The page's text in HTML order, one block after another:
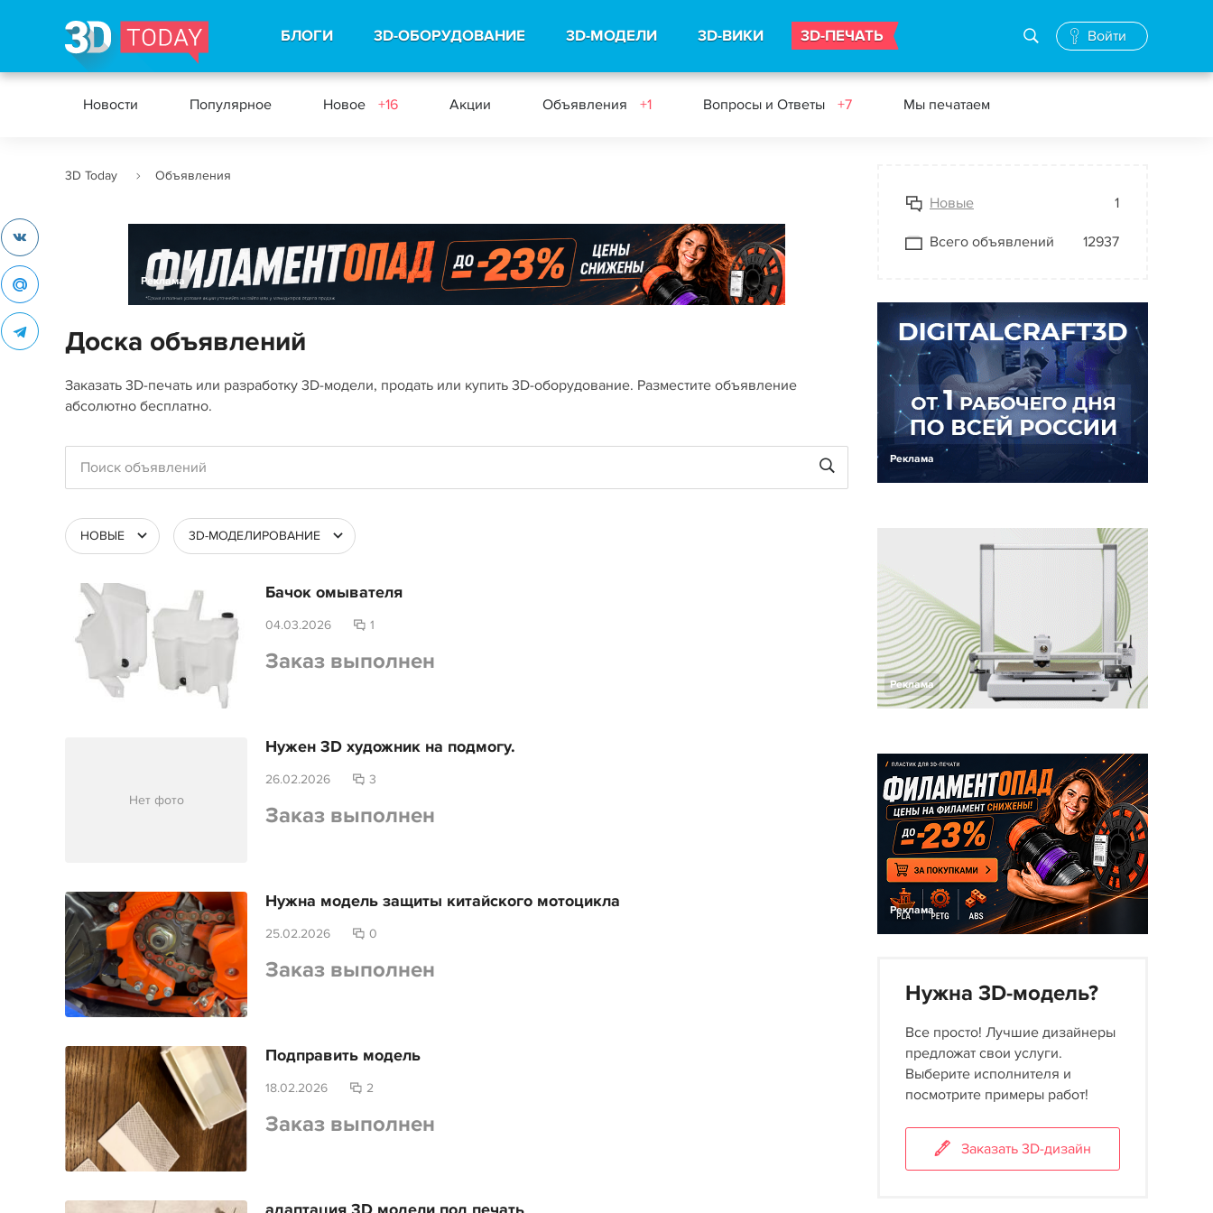
БЛОГИ 3D-ОБОРУДОВАНИЕ 3D-МОДЕЛИ 3D-ВИКИ 3D-ПЕЧАТЬ Войти
Новости Популярное Новое +16 Акции Объявления +1 Вопросы и Ответы +7 Мы печатаем
3D Today Объявления
Реклама
Доска объявлений
Заказать 3D-печать или разработку 3D-модели, продать или купить 3D-оборудование. Разместите объявление
абсолютно бесплатно.
НОВЫЕ 3D-МОДЕЛИРОВАНИЕ
Бачок омывателя
04.03.2026 1
Заказ выполнен
Нет фото
Нужен 3D художник на подмогу.
26.02.2026 3
Заказ выполнен
Нужна модель защиты китайского мотоцикла
25.02.2026 0
Заказ выполнен
Подправить модель
18.02.2026 2
Заказ выполнен
Новые 1
Всего объявлений 12937
Реклама
Реклама
Реклама
Нужна 3D-модель?
Все просто! Лучшие дизайнеры
предложат свои услуги.
Выберите исполнителя и
посмотрите примеры работ!
Заказать 3D-дизайн